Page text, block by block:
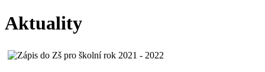
Aktuality